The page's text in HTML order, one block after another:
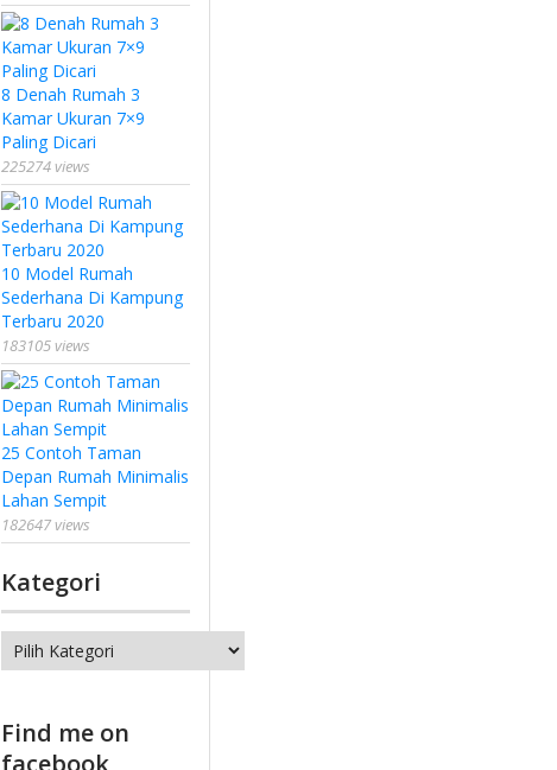
8 Denah Rumah 3
Kamar Ukuran 7×9
Paling Dicari
225274 views
10 Model Rumah
Sederhana Di Kampung
Terbaru 2020
183105 views
25 Contoh Taman
Depan Rumah Minimalis
Lahan Sempit
182647 views
Kategori
Kategori
Find me on